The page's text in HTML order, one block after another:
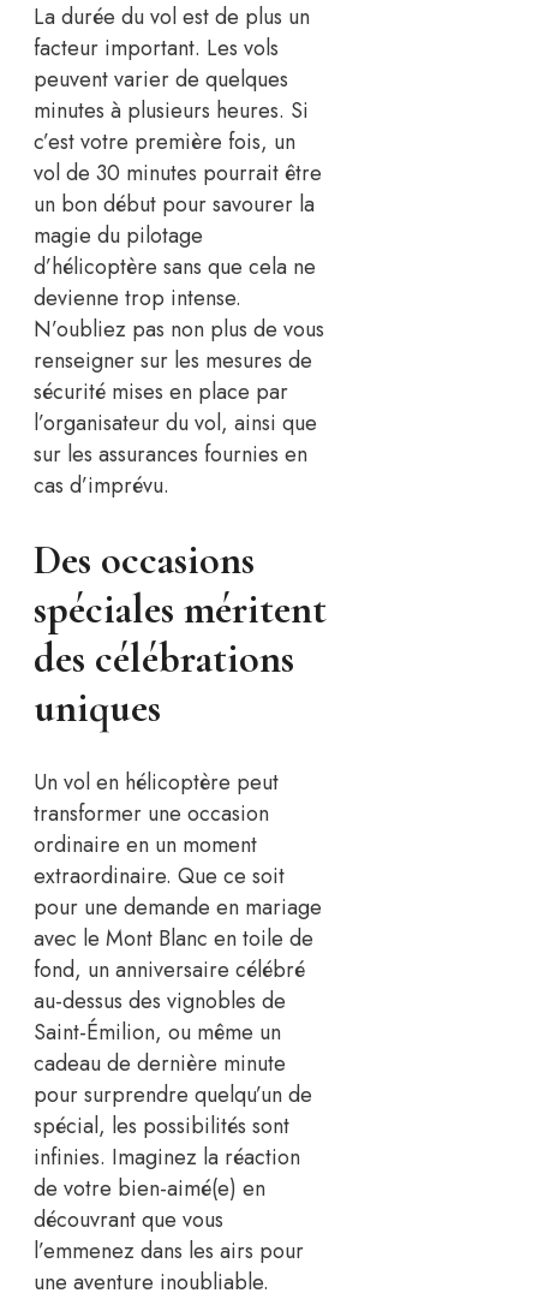
La durée du vol est de plus un
facteur important. Les vols
peuvent varier de quelques
minutes à plusieurs heures. Si
c’est votre première fois, un
vol de 30 minutes pourrait être
un bon début pour savourer la
magie du pilotage
d’hélicoptère sans que cela ne
devienne trop intense.
N’oubliez pas non plus de vous
renseigner sur les mesures de
sécurité mises en place par
l’organisateur du vol, ainsi que
sur les assurances fournies en
cas d’imprévu.
Des occasions
spéciales méritent
des célébrations
uniques
Un vol en hélicoptère peut
transformer une occasion
ordinaire en un moment
extraordinaire. Que ce soit
pour une demande en mariage
avec le Mont Blanc en toile de
fond, un anniversaire célébré
au-dessus des vignobles de
Saint-Émilion, ou même un
cadeau de dernière minute
pour surprendre quelqu’un de
spécial, les possibilités sont
infinies. Imaginez la réaction
de votre bien-aimé(e) en
découvrant que vous
l’emmenez dans les airs pour
une aventure inoubliable.